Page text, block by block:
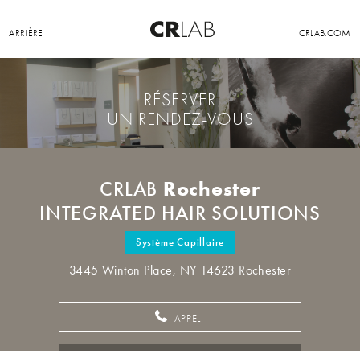
ARRIÈRE CRLAB.COM
RÉSERVER
UN RENDEZ-VOUS
CRLAB Rochester
INTEGRATED HAIR SOLUTIONS
Système Capillaire
3445 Winton Place, NY 14623 Rochester
APPEL